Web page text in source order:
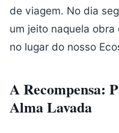
de viagem. No dia
um jeito naquela
no lugar do nosso
A Recompensa:
Alma Lavada